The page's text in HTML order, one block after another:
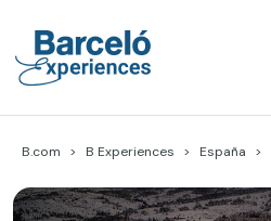
content
B.com B Experiences España